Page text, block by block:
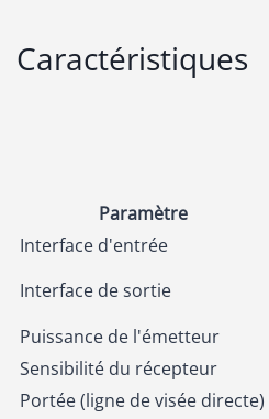
Caractéristiques
Paramètre
Interface d'entrée
Interface de sortie
Puissance de l'émetteur
Sensibilité du récepteur
Portée (ligne de visée directe)